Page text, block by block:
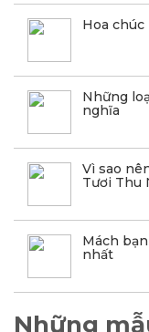
Hoa
Những
nghĩa
Vì sao
Tươi Thu
Mách
nhất
Những